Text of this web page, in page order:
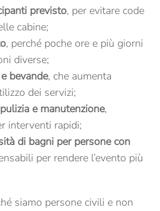
previsto, per evitare code
cabine;
, perché poche ore e più giorni
diverse;
bevande, che aumenta
dei servizi;
e manutenzione,
interventi rapidi;
di bagni per persone con
per rendere l’evento più
siamo persone civili e non